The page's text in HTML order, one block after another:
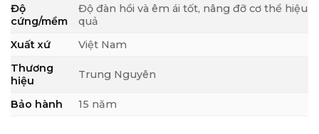
Độ
cứng/mềm
Độ đàn hồi và êm ái tốt, nâng đỡ cơ thể hiệu
quả
Xuất xứ
Việt Nam
Thương
hiệu
Trung Nguyên
Bảo hành 15 năm